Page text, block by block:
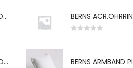
BERNS TRIANGLE BAG GO-WH "S" 7*5CM
BERNS Geschenkbox GO-WH 65*65*38MM FOR SMALL SETS